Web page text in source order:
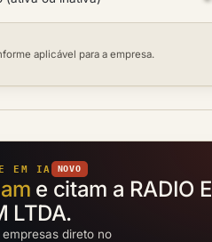
aplicável para a empresa.
EM IA NOVO
e citam a RADIO E
LTDA.
direto no